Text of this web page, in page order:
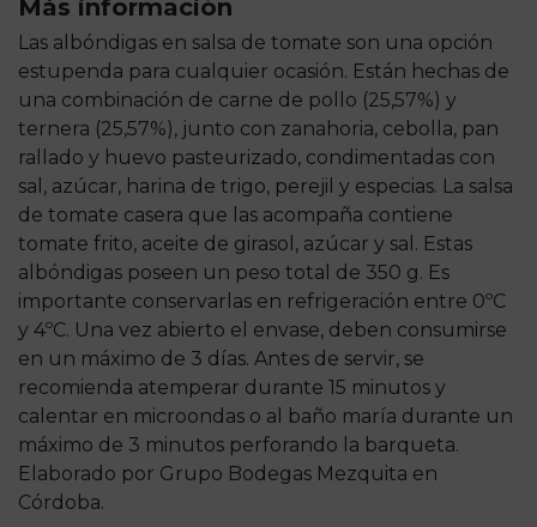
Más información
Las albóndigas en salsa de tomate son una opción
estupenda para cualquier ocasión. Están hechas de
una combinación de carne de pollo (25,57%) y
ternera (25,57%), junto con zanahoria, cebolla, pan
rallado y huevo pasteurizado, condimentadas con
sal, azúcar, harina de trigo, perejil y especias. La salsa
de tomate casera que las acompaña contiene
tomate frito, aceite de girasol, azúcar y sal. Estas
albóndigas poseen un peso total de 350 g. Es
importante conservarlas en refrigeración entre 0ºC
y 4ºC. Una vez abierto el envase, deben consumirse
en un máximo de 3 días. Antes de servir, se
recomienda atemperar durante 15 minutos y
calentar en microondas o al baño maría durante un
máximo de 3 minutos perforando la barqueta.
Elaborado por Grupo Bodegas Mezquita en
Córdoba.